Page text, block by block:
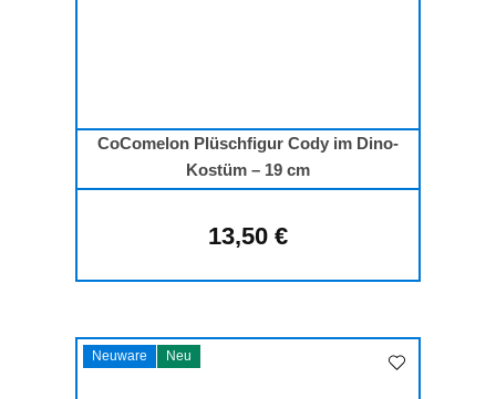
CoComelon Plüschfigur Cody im Dino-
Kostüm – 19 cm
Regulärer Preis:
13,50 €
Neuware Neu